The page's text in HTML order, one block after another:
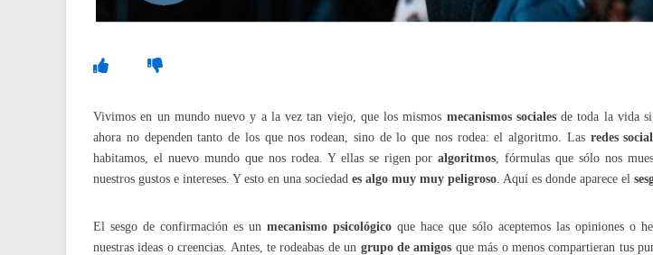
Vivimos en un mundo nuevo y a la vez tan viejo, que los mismos mecanismos socialesde toda la vida
ahora no dependen tanto de los que nos rodean, sino de lo que nos rodea: el algoritmo. Las redes
habitamos, el nuevo mundo que nos rodea. Y ellas se rigen poralgoritmos, fórmulas que sólo nos
nuestros gustos e intereses. Y esto en una sociedad es algo muy muy peligroso. Aquí es donde aparece el
El sesgo de confirmación es un mecanismo psicológico que hace que sólo aceptemos las opiniones o
nuestras ideas o creencias. Antes, te rodeabas de un grupo de amigos que más o menos compartieran tus